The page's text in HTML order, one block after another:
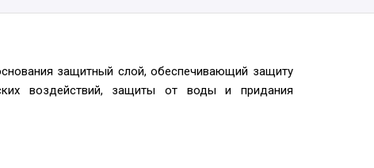
защитный слой, обеспечивающий защиту
воздействий, защиты от воды и придания